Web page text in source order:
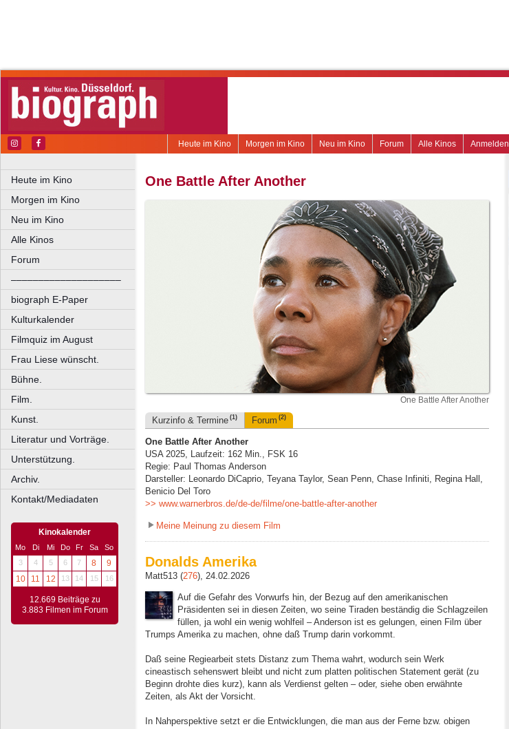
Anmelden
Alle Kinos
Forum
Neu im Kino
Morgen im Kino
Heute im Kino
Heute im Kino
Morgen im Kino
Neu im Kino
Alle Kinos
Forum
––––––––––––––––––––
biograph E-Paper
Kulturkalender
Filmquiz im August
Frau Liese wünscht.
Bühne.
Film.
Kunst.
Literatur und Vorträge.
Unterstützung.
Archiv.
Kontakt/Mediadaten
Kinokalender
Mo Di Mi Do Fr Sa
So
3
4 5 6 7 8
9
10
11 12 13 14 15 16
12.669 Beiträge zu
3.883 Filmen im Forum
One Battle After Another
One Battle After Another
Kurzinfo & Termine (1) Forum (2)
One Battle After Another
USA 2025, Laufzeit: 162 Min., FSK 16
Regie: Paul Thomas Anderson
Darsteller: Leonardo DiCaprio, Teyana Taylor, Sean Penn, Chase Infiniti, Regina Hall,
Benicio Del Toro
>> www.warnerbros.de/de-de/filme/one-battle-after-another
Meine Meinung zu diesem Film
Donalds Amerika
Matt513 (276), 24.02.2026
Auf die Gefahr des Vorwurfs hin, der Bezug auf den amerikanischen
Präsidenten sei in diesen Zeiten, wo seine Tiraden beständig die Schlagzeilen
füllen, ja wohl ein wenig wohlfeil – Anderson ist es gelungen, einen Film über
Trumps Amerika zu machen, ohne daß Trump darin vorkommt.
Daß seine Regiearbeit stets Distanz zum Thema wahrt, wodurch sein Werk
cineastisch sehenswert bleibt und nicht zum platten politischen Statement gerät (zu
Beginn drohte dies kurz), kann als Verdienst gelten – oder, siehe oben erwähnte
Zeiten, als Akt der Vorsicht.
In Nahperspektive setzt er die Entwicklungen, die man aus der Ferne bzw. obigen